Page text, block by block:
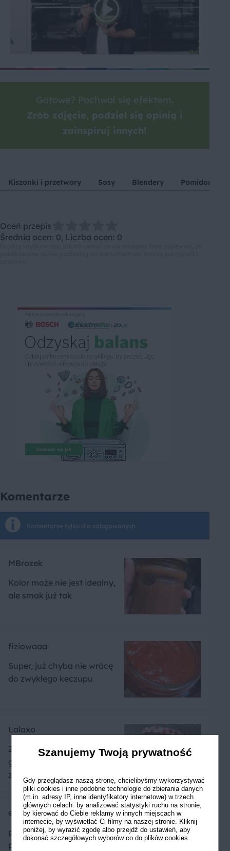
Gotowe? Pochwal się efektem.
Zrób zdjęcie, podziel się opinią i
zainspiruj innych!
Kiszonki i przetwory Sosy Blendery Pomidor
Oceń przepis
Średnia ocen: 0, Liczba ocen: 0
Komentarze
Komentarze tylko dla zalogowanych
MBrozek
Kolor może nie jest idealny,
ale smak już tak
fiziowaaa
Super, już chyba nie wrócę
do zwykłego keczupu
Lalaxo
Zawekowany czeka
grzecznie na swoją kolej do
zjedzenia ;]
ewaregina
postanowiłam nie
przecierać części sosu
Szanujemy Twoją prywatność
Gdy przeglądasz naszą stronę, chcielibyśmy wykorzystywać
pliki cookies i inne podobne technologie do zbierania danych
(m.in. adresy IP, inne identyfikatory internetowe) w trzech
głównych celach: by analizować statystyki ruchu na stronie,
by kierować do Ciebie reklamy w innych miejscach w
internecie, by wyświetlać Ci filmy na naszej stronie. Kliknij
poniżej, by wyrazić zgodę albo przejdź do ustawień, aby
dokonać szczegółowych wyborów co do plików cookies.